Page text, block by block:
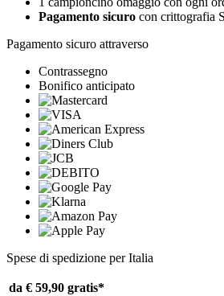
Pagamento sicuro con crittografia
Pagamento sicuro attraverso
Contrassegno
Bonifico anticipato
Spese di spedizione per Italia
da € 59,90 gratis*